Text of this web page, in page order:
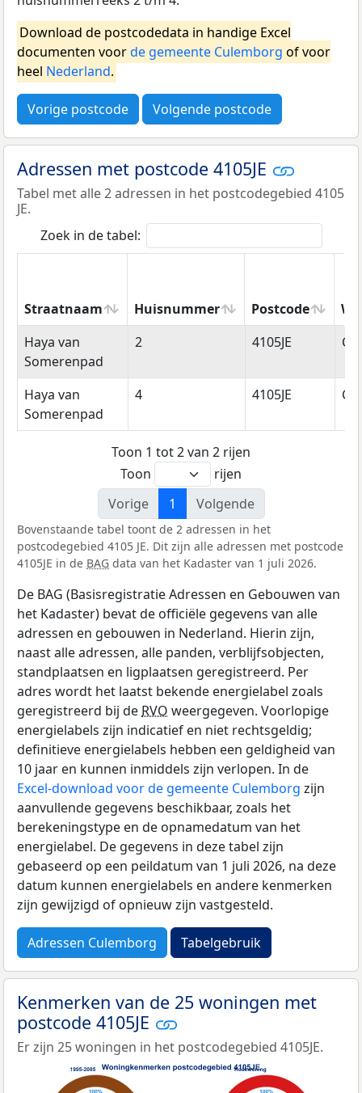
Download de postcodedata in handige Excel
documenten voorde gemeente Culemborg of voor
heel Nederland.
Vorige postcode Volgende postcode
Adressen met postcode 4105JE
Tabel met alle 2 adressen in het postcodegebied 4105
JE.
Zoek in de tabel:
Straatnaam Huisnummer Postcode
Straatnaam
Huisnummer Postcode
Haya van
Somerenpad
2 4105JE
Haya van
Somerenpad
4 4105JE
Toon 1 tot 2 van 2 rijen
Toon
rijen
Vorige
1 Volgende
Bovenstaande tabel toont de 2 adressen in het
postcodegebied 4105 JE. Dit zijn alle adressen met postcode
4105JE in de BAG data van het Kadaster van 1 juli 2026.
De BAG (Basisregistratie Adressen en Gebouwen van
het Kadaster) bevat de officiële gegevens van alle
adressen en gebouwen in Nederland. Hierin zijn,
naast alle adressen, alle panden, verblijfsobjecten,
standplaatsen en ligplaatsen geregistreerd. Per
adres wordt het laatst bekende energielabel zoals
geregistreerd bij de RVO weergegeven. Voorlopige
energielabels zijn indicatief en niet rechtsgeldig;
definitieve energielabels hebben een geldigheid van
10 jaar en kunnen inmiddels zijn verlopen. In de
Excel-download voor de gemeente Culemborg zijn
aanvullende gegevens beschikbaar, zoals het
berekeningstype en de opnamedatum van het
energielabel. De gegevens in deze tabel zijn
gebaseerd op een peildatum van 1 juli 2026, na deze
datum kunnen energielabels en andere kenmerken
zijn gewijzigd of opnieuw zijn vastgesteld.
Adressen Culemborg Tabelgebruik
Kenmerken van de 25 woningen met
postcode 4105JE
Er zijn 25 woningen in het postcodegebied 4105JE.